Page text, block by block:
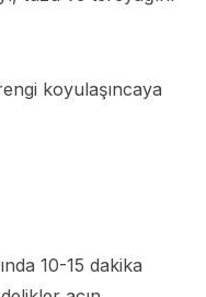
koyulaşıncaya
10-15 dakika